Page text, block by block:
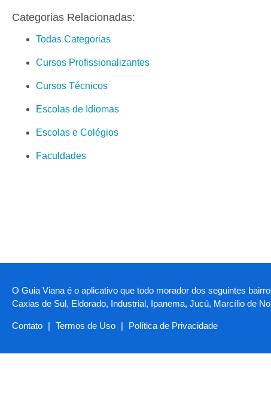
Categorias Relacionadas:
Todas Categorias
Cursos Profissionalizantes
Cursos Técnicos
Escolas de Idiomas
Escolas e Colégios
Faculdades
O Guia Viana é o aplicativo que todo morador dos seguintes
Caxias de Sul, Eldorado, Industrial, Ipanema, Jucú, Marcílio de
Contato | Termos de Uso | Política de Privacidade